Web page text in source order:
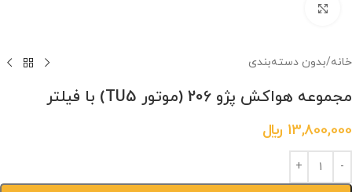
خانه/بدون دسته‌بندی
مجموعه هواکش پژو 206 (موتور TU5) با فیلتر
13,800,000 ﷼